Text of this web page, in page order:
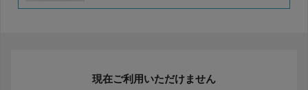
現在ご利用いただけません